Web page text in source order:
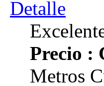
Precio :
Metros